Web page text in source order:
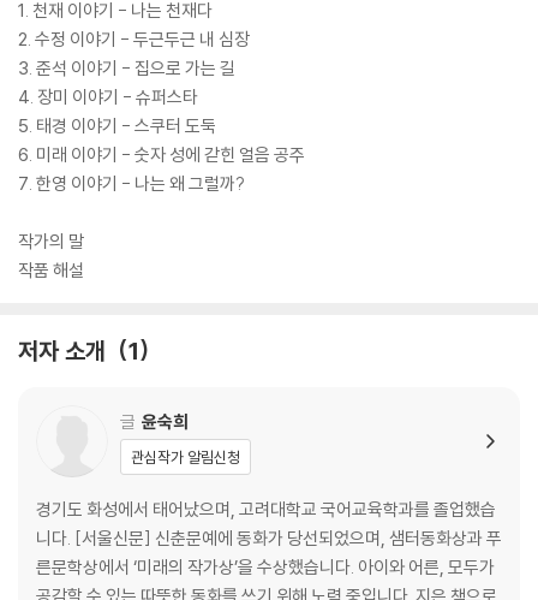
1. 천재 이야기 - 나는 천재다
2. 수정 이야기 - 두근두근 내 심장
3. 준석 이야기 - 집으로 가는 길
4. 장미 이야기 - 슈퍼스타
5. 태경 이야기 - 스쿠터 도둑
6. 미래 이야기 - 숫자 성에 갇힌 얼음 공주
7. 한영 이야기 - 나는 왜 그럴까?
작가의 말
작품 해설
저자 소개 1
글 윤숙희
관심작가 알림신청
경기도 화성에서 태어났으며, 고려대학교 국어교육학과를 졸업했습
니다. [서울신문] 신춘문예에 동화가 당선되었으며, 샘터동화상과 푸
른문학상에서 ‘미래의 작가상’을 수상했습니다. 아이와 어른, 모두가